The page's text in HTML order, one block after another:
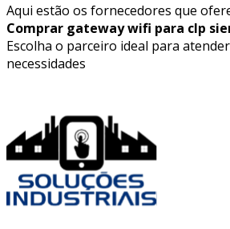
Aqui estão os fornecedores que
Comprar gateway wifi para clp
Escolha o parceiro ideal para
necessidades